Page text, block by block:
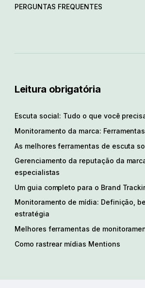
PERGUNTAS FREQUENTES
Leitura obrigatória
Escuta social: Tudo o que você
Monitoramento da marca:
As melhores ferramentas de escuta
Gerenciamento da reputação da
especialistas
Um guia completo para o Brand
Monitoramento de mídia: Definição,
estratégia
Melhores ferramentas de
Como rastrear mídias Mentions